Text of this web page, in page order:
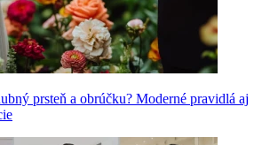
prsteň a obrúčku? Moderné pravidlá aj